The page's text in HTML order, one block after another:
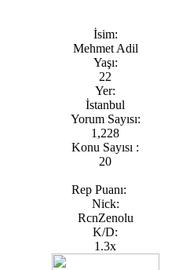
İsim:
Mehmet Adil
Yaşı:
22
Yer:
İstanbul
Yorum Sayısı:
1,228
Konu Sayısı :
20
Rep Puanı:
Nick:
RcnZenolu
K/D:
1.3x